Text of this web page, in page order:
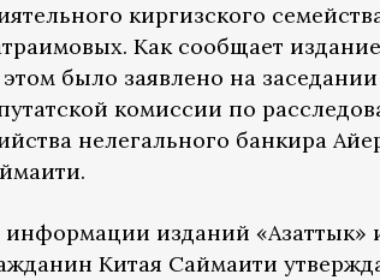
киргизского
Как сообщает
было заявлено на заседании
комиссии по
нелегального банкира
изданий «Азаттык»
Китая Саймаити